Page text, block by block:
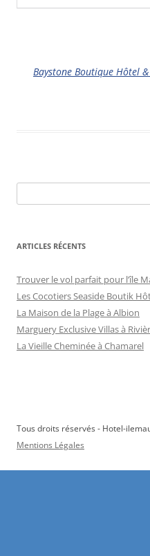
Baystone Boutique Hôtel
ARTICLES RÉCENTS
Trouver le vol parfait pour l’île
Les Cocotiers Seaside Boutik
La Maison de la Plage à Albion
Marguery Exclusive Villas à
La Vieille Cheminée à Chamarel
Tous droits réservés - Hotel-
Mentions Légales